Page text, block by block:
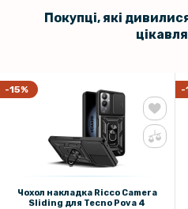
Blade A72
Захисне скло 2.5D 0.3mm
Покупці, які
-15%
Чохол накладка Ricco Camera
Sliding для Tecno Pova 4
-